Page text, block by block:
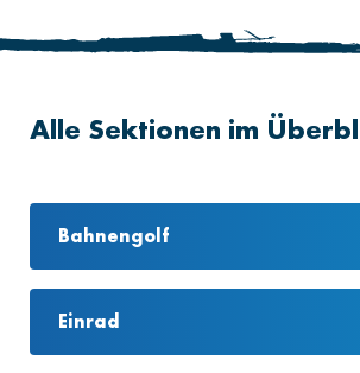
Alle Sektionen im
Bahnengolf
Einrad